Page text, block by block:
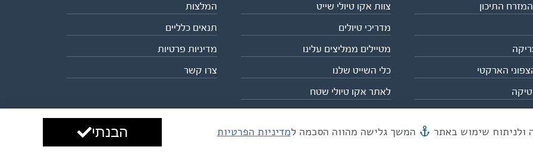
התיכון
הארקטי
צוות אקו טיולי שייט
מדריכי טיולים
מטיילים ממליצים עלינו
כלי השייט שלנו
לאתר אקו טיולי שטח
המלצות
תנאים כלליים
מדיניות פרטיות
צרו קשר
מייל mail@eco.co.il | כתובתנו המסגר 55, תל אביב עיצוב ופיתוח: ביבר גלובל
המשך גלישה מהווה הסכמה למדיניות הפרטיות הבנתי